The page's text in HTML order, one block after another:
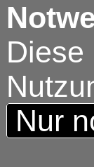
Diese
Nur